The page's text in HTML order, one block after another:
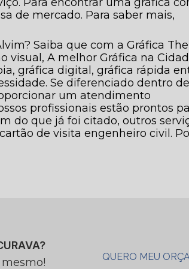
de mercado. Para saber mais,
Saiba que com a Gráfica The
visual, A melhor Gráfica na
gráfica digital, gráfica rápida
Se diferenciado dentro de
um atendimento
profissionais estão prontos
do que já foi citado, outros
de visita engenheiro civil.
QUERO MEU